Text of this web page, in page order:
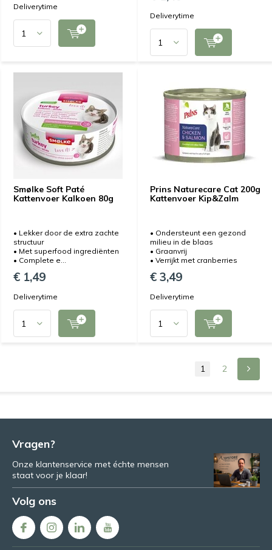
Deliverytime
Deliverytime
Smølke Soft Paté
Kattenvoer Kalkoen 80g
• Lekker door de extra zachte
structuur
• Met superfood ingrediënten
• Complete e...
€ 1,49
Deliverytime
Prins Naturecare Cat 200g
Kattenvoer Kip&Zalm
• Ondersteunt een gezond
milieu in de blaas
• Graanvrij
• Verrijkt met cranberries
€ 3,49
Deliverytime
1 2
Vragen?
Onze klantenservice met échte mensen
staat voor je klaar!
Volg ons